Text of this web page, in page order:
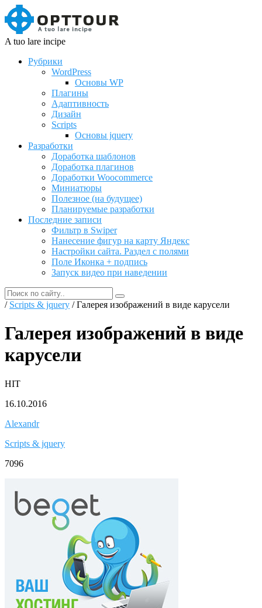
A tuo lare incipe
Рубрики
WordPress
Основы WP
Плагины
Адаптивность
Дизайн
Scripts
Основы jquery
Разработки
Доработка шаблонов
Доработка плагинов
Доработки Woocommerce
Миниатюры
Полезное (на будущее)
Планируемые разработки
Последние записи
Фильтр в Swiper
Нанесение фигур на карту Яндекс
Настройки сайта. Раздел с полями
Поле Иконка + подпись
Запуск видео при наведении
/ Scripts & jquery / Галерея изображений в виде карусели
Галерея изображений в виде
карусели
HIT
16.10.2016
Alexandr
Scripts & jquery
7096